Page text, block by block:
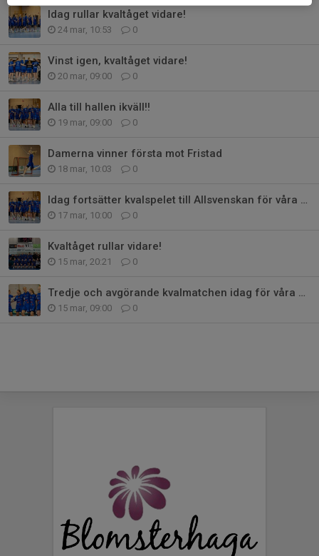
Idag rullar kvaltåget vidare!
24 mar, 10:53 0
Vinst igen, kvaltåget vidare!
20 mar, 09:00 0
Alla till hallen ikväll!!
19 mar, 09:00 0
Damerna vinner första mot Fristad
18 mar, 10:03 0
Idag fortsätter kvalspelet till Allsvenskan för våra damer
17 mar, 10:00 0
Kvaltåget rullar vidare!
15 mar, 20:21 0
Tredje och avgörande kvalmatchen idag för våra damer
15 mar, 09:00 0